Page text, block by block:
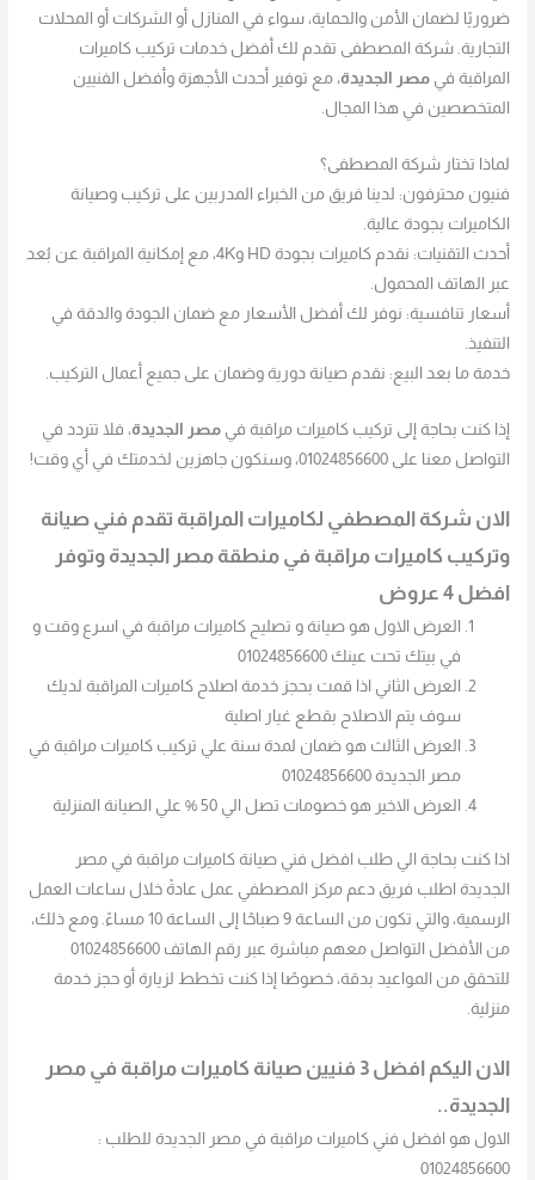
ضروريًا لضمان الأمن والحماية، سواء في المنازل أو الشركات أو المحلات
التجارية. شركة المصطفى تقدم لك أفضل خدمات تركيب كاميرات
المراقبة فيمصر الجديدة، مع توفير أحدث الأجهزة وأفضل الفنيين
المتخصصين في هذا المجال.
لماذا تختار شركة المصطفى؟
فنيون محترفون: لدينا فريق من الخبراء المدربين على تركيب وصيانة
الكاميرات بجودة عالية.
أحدث التقنيات: نقدم كاميرات بجودة HD و4K، مع إمكانية المراقبة عن بُعد
عبر الهاتف المحمول.
أسعار تنافسية: نوفر لك أفضل الأسعار مع ضمان الجودة والدقة في
التنفيذ.
خدمة ما بعد البيع: نقدم صيانة دورية وضمان على جميع أعمال التركيب.
إذا كنت بحاجة إلى تركيب كاميرات مراقبة فيمصر الجديدة، فلا تتردد في
التواصل معنا على 01024856600، وسنكون جاهزين لخدمتك في أي وقت!
الان شركة المصطفي لكاميرات المراقبة تقدم فني صيانة
وتركيب كاميرات مراقبة في منطقة مصر الجديدة وتوفر
افضل 4 عروض
العرض الاول هو صيانة و تصليح كاميرات مراقبة في اسرع وقت و
في بيتك تحت عينك 01024856600
العرض الثاني اذا قمت بحجز خدمة اصلاح كاميرات المراقبة لديك
سوف يتم الاصلاح بقطع غيار اصلية
العرض الثالث هو ضمان لمدة سنة علي تركيب كاميرات مراقبة في
مصر الجديدة 01024856600
العرض الاخير هو خصومات تصل الي 50 % علي الصيانة المنزلية
اذا كنت بحاجة الي طلب افضل فني صيانة كاميرات مراقبة في مصر
الجديدة اطلب فريق دعم مركز المصطفي عمل عادةً خلال ساعات العمل
الرسمية، والتي تكون من الساعة 9 صباحًا إلى الساعة 10 مساءً. ومع ذلك،
من الأفضل التواصل معهم مباشرة عبر رقم الهاتف 01024856600
للتحقق من المواعيد بدقة، خصوصًا إذا كنت تخطط لزيارة أو حجز خدمة
منزلية.
الان اليكم افضل 3 فنيين صيانة كاميرات مراقبة في مصر
الجديدة..
الاول هو افضل فني كاميرات مراقبة في مصر الجديدة للطلب :
01024856600